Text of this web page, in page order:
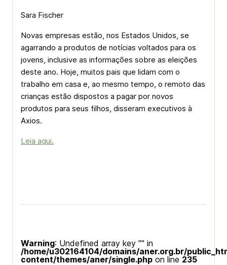
Sara Fischer
Novas empresas estão, nos Estados Unidos, se
agarrando a produtos de notícias voltados para os
jovens, inclusive as informações sobre as eleições
deste ano. Hoje, muitos pais que lidam com o
trabalho em casa e, ao mesmo tempo, o remoto das
crianças estão dispostos a pagar por novos
produtos para seus filhos, disseram executivos à
Axios.
Leia aqui.
Warning: Undefined array key "" in
/home/u302164104/domains/aner.org.br/
content/themes/aner/single.php on line 235